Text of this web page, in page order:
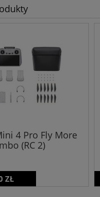
4 Pro Fly More
(RC 2)
ZŁ